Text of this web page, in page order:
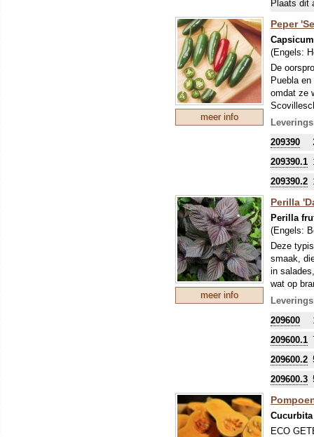
Plaats dit
meer info
Peper
(Engels:
De
Puebla
omdat ze
knapperig
209390
209390.1
209390.2
meer info
Perilla
Perilla
(Engels:
Deze
smaak,
in
wat op
ook een
Kruidig,
kas. Het
gegeten.
oogsten.
209600
209600.1
209600.2
209600.3
ECO